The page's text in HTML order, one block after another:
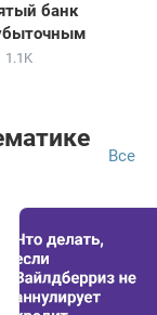
банк
1.1K
Все